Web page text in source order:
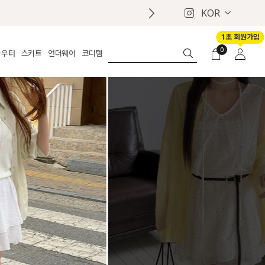
KOR
터
건
켓
/집업
트
딩
스커트
롱
데님
린넨
미니/미디
팬츠 스커트
언더웨어
보정웨어
브라
팬티
인견
나시/속바지
파자마
ETC
세트
코디템
MADE
신상
벨트
슈즈
백
쥬얼리
액세서리
양말/스타킹
세트
0
1초 회원가입
회원가입
마이페이지